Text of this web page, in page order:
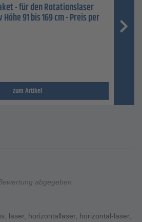
- für den Rotationslaser
Höhe 91 bis 169 cm - Preis per
zum Artikel
abgegeben
, laser, horizontallaser, horizontal-laser,